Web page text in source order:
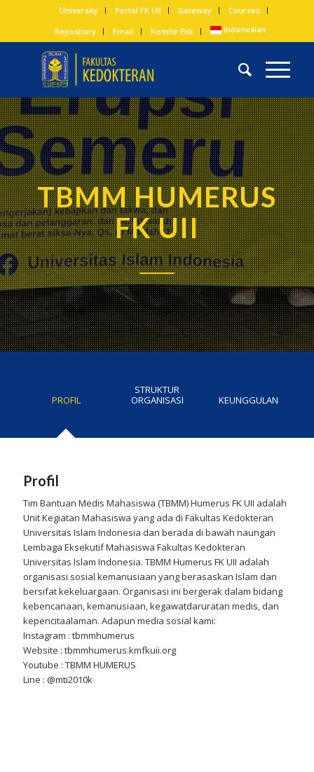
University Portal FK UII Gateway
Courses
Repository
Email Komite Etik Indonesian
TBMM HUMERUS
FK UII
PROFIL
STRUKTUR
ORGANISASI
KEUNGGULAN
Profil
Tim Bantuan Medis Mahasiswa (TBMM) Humerus FK UII adalah
Unit Kegiatan Mahasiswa yang ada di Fakultas Kedokteran
Universitas Islam Indonesia dan berada di bawah naungan
Lembaga Eksekutif Mahasiswa Fakultas Kedokteran
Universitas Islam Indonesia. TBMM Humerus FK UII adalah
organisasi sosial kemanusiaan yang berasaskan Islam dan
bersifat kekeluargaan. Organisasi ini bergerak dalam bidang
kebencanaan, kemanusiaan, kegawatdaruratan medis, dan
kepencitaalaman. Adapun media sosial kami:
Instagram : tbmmhumerus
Website : tbmmhumerus.kmfkuii.org
Youtube : TBMM HUMERUS
Line : @mti2010k